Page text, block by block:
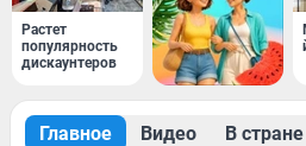
Растет
популярность
дискаунтеров
Главное Видео В стране